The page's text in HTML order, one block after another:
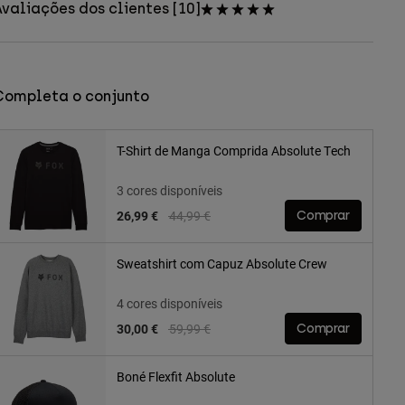
dos clientes [10]
o conjunto
T-Shirt de Manga Comprida Absolute Tech
3 cores disponíveis
Price reduced from
44,99 €to
26,99 € Comprar
Sweatshirt com Capuz Absolute Crew
4 cores disponíveis
Price reduced from
59,99 €to
30,00 € Comprar
Boné Flexfit Absolute